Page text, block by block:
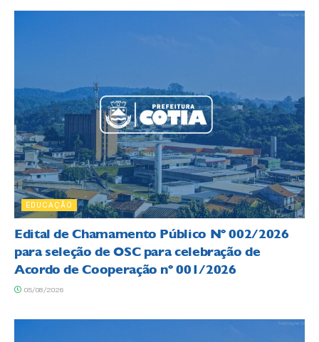
EDUCAÇÃO
Edital de Chamamento Público Nº 002/2026
para seleção de OSC para celebração de
Acordo de Cooperação nº 001/2026
05/08/2026